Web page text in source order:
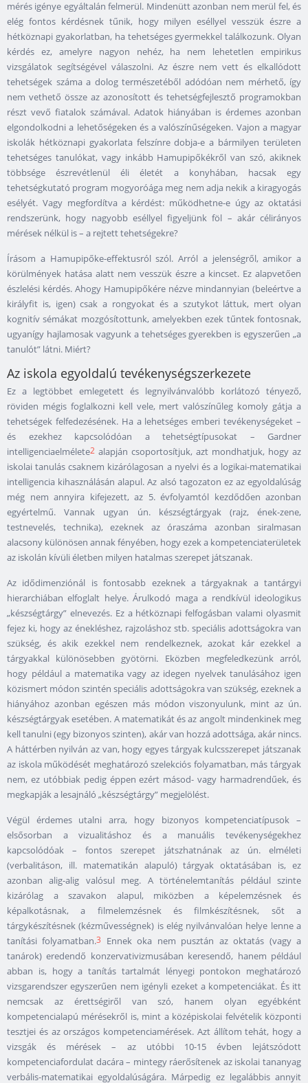
mérés igénye egyáltalán felmerül. Mindenütt azonban nem merül fel, és
elég fontos kérdésnek tűnik, hogy milyen eséllyel vesszük észre a
hétköznapi gyakorlatban, ha tehetséges gyermekkel találkozunk. Olyan
kérdés ez, amelyre nagyon nehéz, ha nem lehetetlen empirikus
vizsgálatok segítségével válaszolni. Az észre nem vett és elkallódott
tehetségek száma a dolog természetéből adódóan nem mérhető, így
nem vethető össze az azonosított és tehetségfejlesztő programokban
részt vevő fiatalok számával. Adatok hiányában is érdemes azonban
elgondolkodni a lehetőségeken és a valószínűségeken. Vajon a magyar
iskolák hétköznapi gyakorlata felszínre dobja-e a bármilyen területen
tehetséges tanulókat, vagy inkább Hamupipőkékről van szó, akiknek
többsége észrevétlenül éli életét a konyhában, hacsak egy
tehetségkutató program mogyoróága meg nem adja nekik a kiragyogás
esélyét. Vagy megfordítva a kérdést: működhetne-e úgy az oktatási
rendszerünk, hogy nagyobb eséllyel figyeljünk föl – akár célirányos
mérések nélkül is – a rejtett tehetségekre?
Írásom a Hamupipőke-effektusról szól. Arról a jelenségről, amikor a
körülmények hatása alatt nem vesszük észre a kincset. Ez alapvetően
észlelési kérdés. Ahogy Hamupipőkére nézve mindannyian (beleértve a
királyfit is, igen) csak a rongyokat és a szutykot láttuk, mert olyan
kognitív sémákat mozgósítottunk, amelyekben ezek tűntek fontosnak,
ugyanígy hajlamosak vagyunk a tehetséges gyerekben is egyszerűen „a
tanulót” látni. Miért?
Az iskola egyoldalú tevékenységszerkezete
Ez a legtöbbet emlegetett és legnyilvánvalóbb korlátozó tényező,
röviden mégis foglalkozni kell vele, mert valószínűleg komoly gátja a
tehetségek felfedezésének. Ha a lehetséges emberi tevékenységeket –
és ezekhez kapcsolódóan a tehetségtípusokat – Gardner
intelligenciaelmélete2 alapján csoportosítjuk, azt mondhatjuk, hogy az
iskolai tanulás csaknem kizárólagosan a nyelvi és a logikai-matematikai
intelligencia kihasználásán alapul. Az alsó tagozaton ez az egyoldalúság
még nem annyira kifejezett, az 5. évfolyamtól kezdődően azonban
egyértelmű. Vannak ugyan ún. készségtárgyak (rajz, ének-zene,
testnevelés, technika), ezeknek az óraszáma azonban siralmasan
alacsony különösen annak fényében, hogy ezek a kompetenciaterületek
az iskolán kívüli életben milyen hatalmas szerepet játszanak.
Az idődimenziónál is fontosabb ezeknek a tárgyaknak a tantárgyi
hierarchiában elfoglalt helye. Árulkodó maga a rendkívül ideologikus
„készségtárgy” elnevezés. Ez a hétköznapi felfogásban valami olyasmit
fejez ki, hogy az énekléshez, rajzoláshoz stb. speciális adottságokra van
szükség, és akik ezekkel nem rendelkeznek, azokat kár ezekkel a
tárgyakkal különösebben gyötörni. Eközben megfeledkezünk arról,
hogy például a matematika vagy az idegen nyelvek tanulásához igen
közismert módon szintén speciális adottságokra van szükség, ezeknek a
hiányához azonban egészen más módon viszonyulunk, mint az ún.
készségtárgyak esetében. A matematikát és az angolt mindenkinek meg
kell tanulni (egy bizonyos szinten), akár van hozzá adottsága, akár nincs.
A háttérben nyilván az van, hogy egyes tárgyak kulcsszerepet játszanak
az iskola működését meghatározó szelekciós folyamatban, más tárgyak
nem, ez utóbbiak pedig éppen ezért másod- vagy harmadrendűek, és
megkapják a lesajnáló „készségtárgy” megjelölést.
Végül érdemes utalni arra, hogy bizonyos kompetenciatípusok –
elsősorban a vizualitáshoz és a manuális tevékenységekhez
kapcsolódóak – fontos szerepet játszhatnának az ún. elméleti
(verbalitáson, ill. matematikán alapuló) tárgyak oktatásában is, ez
azonban alig-alig valósul meg. A történelemtanítás például szinte
kizárólag a szavakon alapul, miközben a képelemzésnek és
képalkotásnak, a filmelemzésnek és filmkészítésnek, sőt a
tárgykészítésnek (kézművességnek) is elég nyilvánvalóan helye lenne a
tanítási folyamatban.3
Ennek oka nem pusztán az oktatás (vagy a
tanárok) eredendő konzervativizmusában keresendő, hanem például
abban is, hogy a tanítás tartalmát lényegi pontokon meghatározó
vizsgarendszer egyszerűen nem igényli ezeket a kompetenciákat. És itt
nemcsak az érettségiről van szó, hanem olyan egyébként
kompetencialapú mérésekről is, mint a középiskolai felvételik központi
tesztjei és az országos kompetenciamérések. Azt állítom tehát, hogy a
vizsgák és mérések – az utóbbi 10-15 évben lejátszódott
kompetenciafordulat dacára – mintegy ráerősítenek az iskolai tananyag
verbális-matematikai egyoldalúságára. Márpedig ez legalábbis annyit